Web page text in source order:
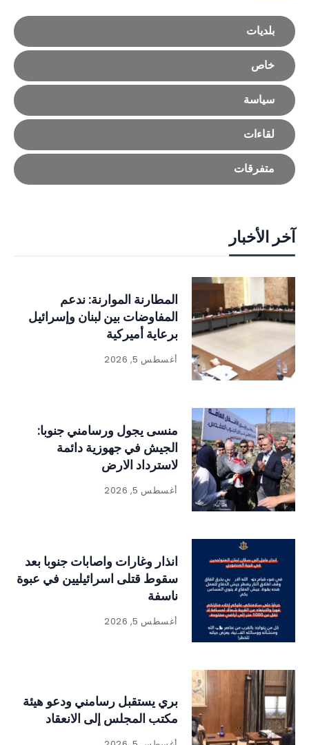
بلديات
خاص
سياسة
لقاءات
متفرقات
آخر الأخبار
المطارنة الموارنة: ندعم
المفاوضات بين لبنان وإسرائيل
برعاية أميركية
أغسطس 5, 2026
منسى يجول ورسامني جنوبا:
الجيش في جهوزية دائمة
لاسترداد الارض
أغسطس 5, 2026
انذار وغارات واصابات جنوبا بعد
سقوط قتلى اسرائيليين في عبوة
ناسفة
أغسطس 5, 2026
بري يستقبل رسامني ودعو هيئة
مكتب المجلس إلى الانعقاد